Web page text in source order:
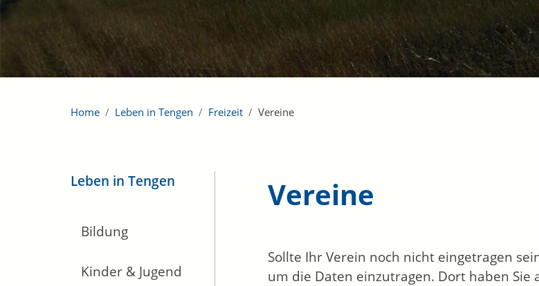
Home Leben in Tengen Freizeit Vereine
Leben in Tengen
Bildung
Kinder & Jugend
Vereine
Sollte Ihr Verein noch nicht eingetragen
um die Daten einzutragen. Dort haben